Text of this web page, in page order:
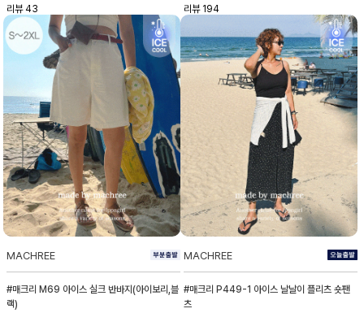
리뷰 43
리뷰 194
MACHREE
#매크리 M69 아이스 실크 반바지(아이보리,블
랙)
MACHREE
#매크리 P449-1 아이스 날날이 플리츠 숏팬
츠